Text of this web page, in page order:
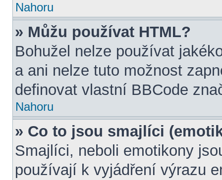
Nahoru
» Můžu používat HTML?
Bohužel nelze používat
a ani nelze tuto možnost
definovat vlastní BBCode
Nahoru
» Co to jsou smajlíci
Smajlíci, neboli emotikony
používají k vyjádření výrazu